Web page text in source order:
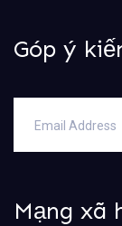
Góp ý
Mạng xã